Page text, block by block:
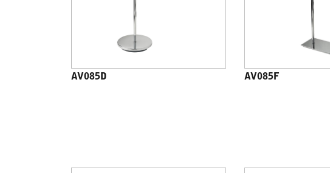
AV085D AV085F